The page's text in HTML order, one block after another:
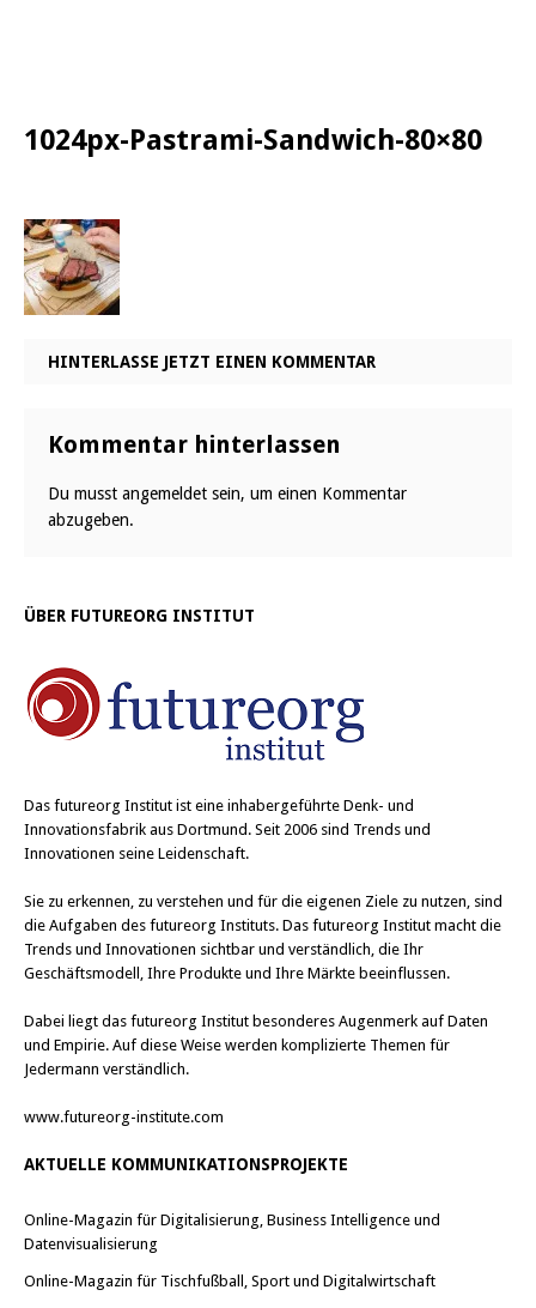
1024px-Pastrami-Sandwich-80×80
HINTERLASSE JETZT EINEN KOMMENTAR
Kommentar hinterlassen
Du musst angemeldet sein, um einen Kommentar
abzugeben.
ÜBER FUTUREORG INSTITUT
Das futureorg Institut ist eine inhabergeführte Denk- und
Innovationsfabrik aus Dortmund. Seit 2006 sind Trends und
Innovationen seine Leidenschaft.
Sie zu erkennen, zu verstehen und für die eigenen Ziele zu nutzen, sind
die Aufgaben des futureorg Instituts. Das futureorg Institut macht die
Trends und Innovationen sichtbar und verständlich, die Ihr
Geschäftsmodell, Ihre Produkte und Ihre Märkte beeinflussen.
Dabei liegt das futureorg Institut besonderes Augenmerk auf Daten
und Empirie. Auf diese Weise werden komplizierte Themen für
Jedermann verständlich.
www.futureorg-institute.com
AKTUELLE KOMMUNIKATIONSPROJEKTE
Online-Magazin für Digitalisierung, Business Intelligence und
Datenvisualisierung
Online-Magazin für Tischfußball, Sport und Digitalwirtschaft